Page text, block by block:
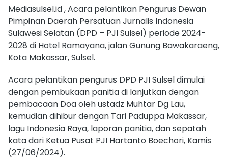
Mediasulsel.id , Acara pelantikan Pengurus Dewan
Pimpinan Daerah Persatuan Jurnalis Indonesia
Sulawesi Selatan (DPD – PJI Sulsel) periode 2024-
2028 di Hotel Ramayana, jalan Gunung Bawakaraeng,
Kota Makassar, Sulsel.
Acara pelantikan pengurus DPD PJI Sulsel dimulai
dengan pembukaan panitia di lanjutkan dengan
pembacaan Doa oleh ustadz Muhtar Dg Lau,
kemudian dihibur dengan Tari Paduppa Makassar,
lagu Indonesia Raya, laporan panitia, dan sepatah
kata dari Ketua Pusat PJI Hartanto Boechori, Kamis
(27/06/2024).